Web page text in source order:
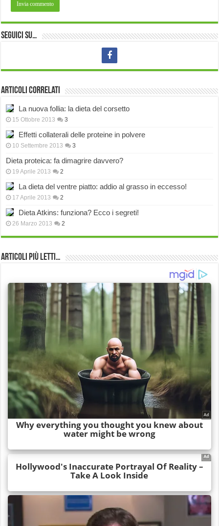
Seguici su…
Articoli correlati
La nuova follia: la dieta del corsetto
15 Ottobre 2013 3
Effetti collaterali delle proteine in polvere
10 Settembre 2013 3
Dieta proteica: fa dimagrire davvero?
19 Aprile 2013 2
La dieta del ventre piatto: addio al grasso in eccesso!
17 Aprile 2013 2
Dieta Atkins: funziona? Ecco i segreti!
26 Marzo 2013 2
Articoli più Letti…